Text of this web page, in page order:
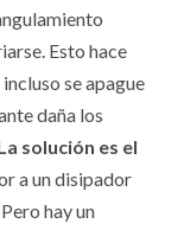
Esto hace
se apague
daña los
solución es el
a un disipador
hay un